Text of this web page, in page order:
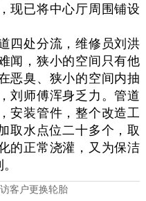
现已将中心厅周围铺设
处分流，维修员刘洪
闻，狭小的空间只有他
恶臭、狭小的空间内抽
刘师傅浑身乏力。管道
安装管件，整个改造工
取水点位二十多个，取
的正常浇灌，又为保洁
客户更换轮胎